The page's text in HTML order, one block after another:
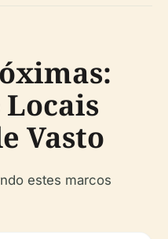
Vasto
estes marcos